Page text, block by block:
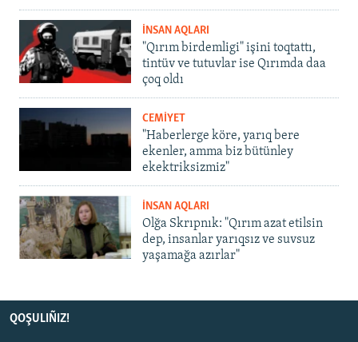
İNSAN AQLARI
"Qırım birdemligi" işini toqtattı,
tintüv ve tutuvlar ise Qırımda daa
çoq oldı
CEMİYET
"Haberlerge köre, yarıq bere
ekenler, amma biz bütünley
ekektriksizmiz"
İNSAN AQLARI
Olğa Skrıpnık: "Qırım azat etilsin
dep, insanlar yarıqsız ve suvsuz
yaşamağa azırlar"
QOŞULIÑIZ!